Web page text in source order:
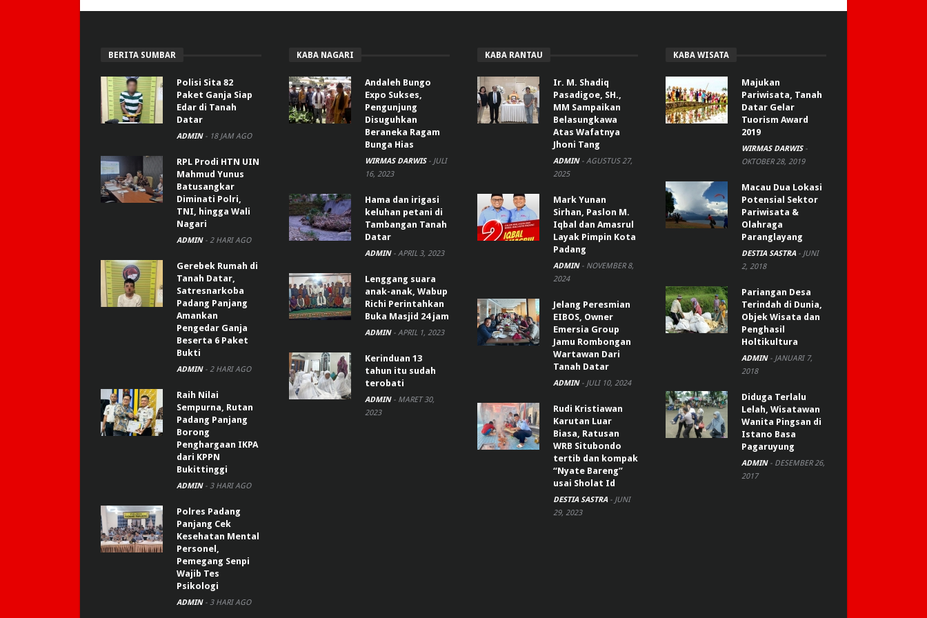
BERITA SUMBAR
Polisi Sita 82
Paket Ganja Siap
Edar di Tanah
Datar
ADMIN - 18 JAM AGO
RPL Prodi HTN UIN
Mahmud Yunus
Batusangkar
Diminati Polri,
TNI, hingga Wali
Nagari
ADMIN - 2 HARI AGO
Gerebek Rumah di
Tanah Datar,
Satresnarkoba
Padang Panjang
Amankan
Pengedar Ganja
Beserta 6 Paket
Bukti
ADMIN - 2 HARI AGO
Raih Nilai
Sempurna, Rutan
Padang Panjang
Borong
Penghargaan IKPA
dari KPPN
Bukittinggi
ADMIN - 3 HARI AGO
Polres Padang
Panjang Cek
Kesehatan Mental
Personel,
Pemegang Senpi
Wajib Tes
Psikologi
ADMIN - 3 HARI AGO
KABA NAGARI
Andaleh Bungo
Expo Sukses,
Pengunjung
Disuguhkan
Beraneka Ragam
Bunga Hias
WIRMAS DARWIS - JULI
16, 2023
Hama dan irigasi
keluhan petani di
Tambangan Tanah
Datar
ADMIN - APRIL 3, 2023
Lenggang suara
anak-anak, Wabup
Richi Perintahkan
Buka Masjid 24 jam
ADMIN - APRIL 1, 2023
Kerinduan 13
tahun itu sudah
terobati
ADMIN - MARET 30,
2023
KABA RANTAU
Ir. M. Shadiq
Pasadigoe, SH.,
MM Sampaikan
Belasungkawa
Atas Wafatnya
Jhoni Tang
ADMIN - AGUSTUS 27,
2025
Mark Yunan
Sirhan, Paslon M.
Iqbal dan Amasrul
Layak Pimpin Kota
Padang
ADMIN - NOVEMBER 8,
2024
Jelang Peresmian
EIBOS, Owner
Emersia Group
Jamu Rombongan
Wartawan Dari
Tanah Datar
ADMIN - JULI 10, 2024
Rudi Kristiawan
Karutan Luar
Biasa, Ratusan
WRB Situbondo
tertib dan kompak
“Nyate Bareng”
usai Sholat Id
DESTIA SASTRA - JUNI
29, 2023
KABA WISATA
Majukan
Pariwisata, Tanah
Datar Gelar
Tuorism Award
2019
WIRMAS DARWIS -
OKTOBER 28, 2019
Macau Dua Lokasi
Potensial Sektor
Pariwisata &
Olahraga
Paranglayang
DESTIA SASTRA - JUNI
2, 2018
Pariangan Desa
Terindah di Dunia,
Objek Wisata dan
Penghasil
Holtikultura
ADMIN - JANUARI 7,
2018
Diduga Terlalu
Lelah, Wisatawan
Wanita Pingsan di
Istano Basa
Pagaruyung
ADMIN - DESEMBER 26,
2017